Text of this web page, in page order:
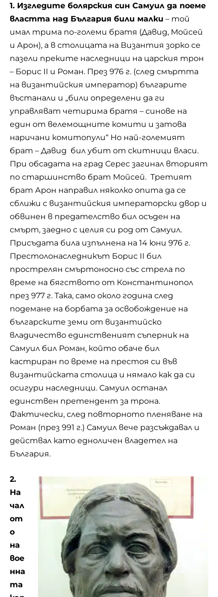
1. Изгледите болярския син Самуил да поеме
властта над България били малки – той
имал трима по-големи братя (Давид, Мойсей
и Арон), а в столицата на Византия зорко се
пазели преките наследници на царския трон
– Борис ІІ и Роман. През 976 г. (след смъртта
на византийския император) българите
въстанали и „били определени да ги
управляват четирима братя – синове на
един от велемощните комити и затова
наричани комитопули“ Но най-големият
брат – Давид бил убит от скитници власи.
При обсадата на град Серес загинал вторият
по старшинство брат Мойсей. Третият
брат Арон направил няколко опита да се
сближи с византийския императорски двор и
обвинен в предателство бил осъден на
смърт, заедно с целия си род от Самуил.
Присъдата била изпълнена на 14 юни 976 г.
Престолонаследникът Борис ІІ бил
прострелян смъртоносно със стрела по
време на бягството от Константинопол
през 977 г. Така, само около година след
подемане на борбата за освобождение на
българските земи от византийско
владичество единственият съперник на
Самуил бил Роман, който обаче бил
кастриран по време на престоя си във
византийската столица и нямало как да си
осигури наследници. Самуил останал
единствен претендент за трона.
Фактически, след повторното пленяване на
Роман (през 991 г.) Самуил вече разсъждавал и
действал като едноличен владетел на
България.
2.
На
чал
от
о
на
вое
нна
та